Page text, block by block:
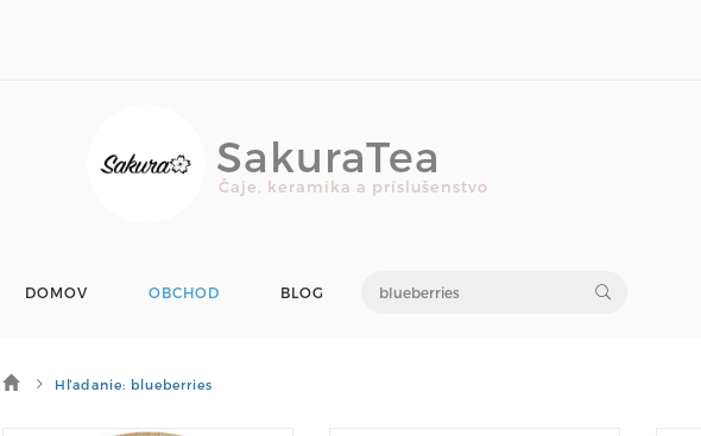
SakuraTea
Čaje, keramika a príslušenstvo
DOMOV OBCHOD BLOG
Hľadanie: blueberries